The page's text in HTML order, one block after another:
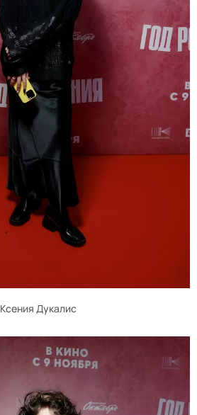
Ксения Дукалис